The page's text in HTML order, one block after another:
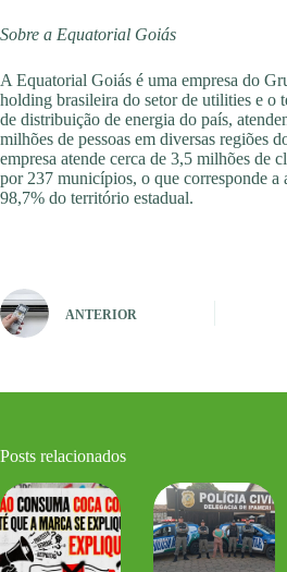
Sobre a Equatorial Goiás
A Equatorial Goiás é uma empresa do
holding brasileira do setor de utilities e o
de distribuição de energia do país,
milhões de pessoas em diversas regiões
empresa atende cerca de 3,5 milhões de
por 237 municípios, o que corresponde a
98,7% do território estadual.
ANTERIOR
Posts relacionados